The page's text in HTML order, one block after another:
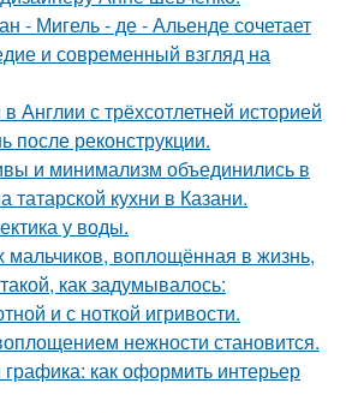
- Мигель - де - Альенде сочетает
и современный взгляд на
Англии с трёхсотлетней историей
после реконструкции.
и минимализм объединились в
татарской кухни в Казани.
у воды.
мальчиков, воплощённая в жизнь,
как задумывалось:
и с ноткой игривости.
нежности становится.
графика: как оформить интерьер